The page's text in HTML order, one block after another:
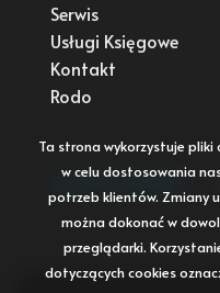
Serwis
Usługi Księgowe
Kontakt
Rodo
social media
Ta strona wykorzystuje
w celu dostosowania
potrzeb klientów. Zmiany
można dokonać w
przeglądarki.
dotyczących cookies